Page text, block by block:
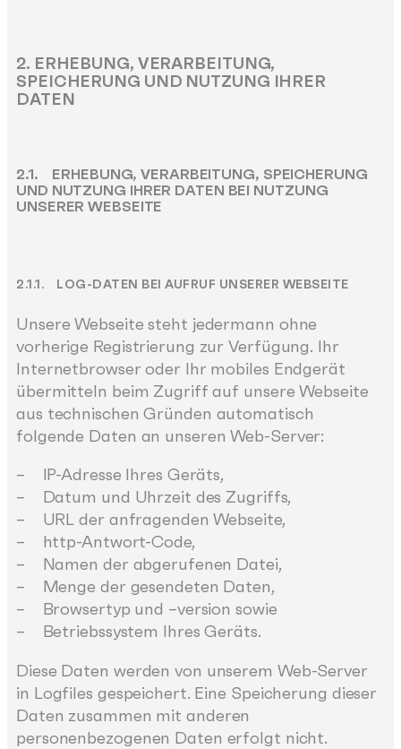
2. ERHEBUNG, VERARBEITUNG,
SPEICHERUNG UND NUTZUNG IHRER
DATEN
2.1. ERHEBUNG, VERARBEITUNG, SPEICHERUNG
UND NUTZUNG IHRER DATEN BEI NUTZUNG
UNSERER WEBSEITE
2.1.1. LOG-DATEN BEI AUFRUF UNSERER WEBSEITE
Unsere Webseite steht jedermann ohne
vorherige Registrierung zur Verfügung. Ihr
Internetbrowser oder Ihr mobiles Endgerät
übermitteln beim Zugriff auf unsere Webseite
aus technischen Gründen automatisch
folgende Daten an unseren Web-Server:
– IP-Adresse Ihres Geräts,
– Datum und Uhrzeit des Zugriffs,
– URL der anfragenden Webseite,
– http-Antwort-Code,
– Namen der abgerufenen Datei,
– Menge der gesendeten Daten,
– Browsertyp und –version sowie
– Betriebssystem Ihres Geräts.
Diese Daten werden von unserem Web-Server
in Logfiles gespeichert. Eine Speicherung dieser
Daten zusammen mit anderen
personenbezogenen Daten erfolgt nicht.